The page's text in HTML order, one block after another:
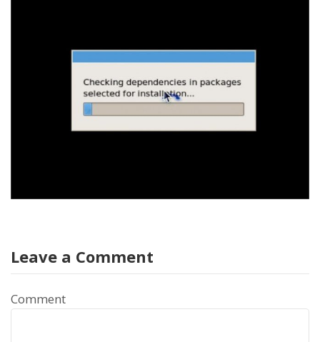
Leave a Comment
Comment